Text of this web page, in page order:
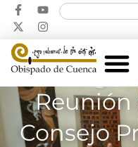
Reunión
Consejo